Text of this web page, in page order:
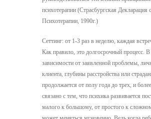
психотерапии (Страсбургская Декларация
Психотерапии, 1990г.)
Сеттинг: от 1-3 раз в неделю, каждая
Как правило, это долгосрочный процесс. В
зависимости от заявленной проблемы,
клиента, глубины расстройства или
продолжается от полу года до трех, и
связано с тем, что психика развивается
малого к большому, от простого к